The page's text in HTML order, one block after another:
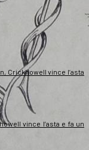
Crickhowell vince l’asta
vince l’asta e fa un